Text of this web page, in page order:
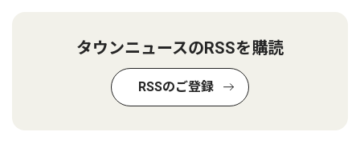
タウンニュースのRSSを購読
RSSのご登録